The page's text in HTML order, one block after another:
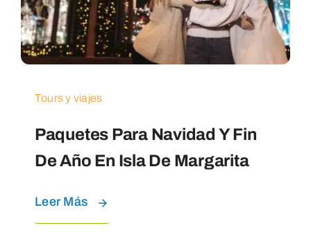
Tours y viajes
Paquetes Para Navidad Y Fin
De Año En Isla De Margarita
Leer Más